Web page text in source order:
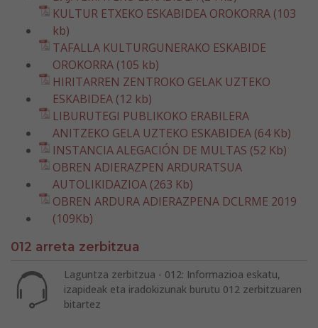
KULTUR ETXEKO ESKABIDEA OROKORRA (103
kb)
TAFALLA KULTURGUNERAKO ESKABIDE
OROKORRA (105 kb)
HIRITARREN ZENTROKO GELAK UZTEKO
ESKABIDEA (12 kb)
LIBURUTEGI PUBLIKOKO ERABILERA
ANITZEKO GELA UZTEKO ESKABIDEA (64 Kb)
INSTANCIA ALEGACIÓN DE MULTAS (52 Kb)
OBREN ADIERAZPEN ARDURATSUA
AUTOLIKIDAZIOA (263 Kb)
OBREN ARDURA ADIERAZPENA DCLRME 2019
(109Kb)
012 arreta zerbitzua
Laguntza zerbitzua - 012: Informazioa eskatu,
izapideak eta iradokizunak burutu 012 zerbitzuaren
bitartez